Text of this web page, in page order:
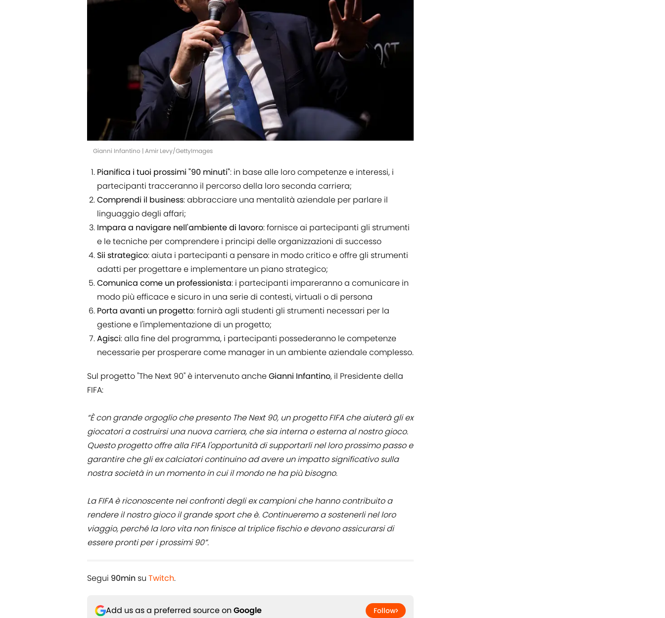
Gianni Infantino | Amir Levy/GettyImages
Pianifica i tuoi prossimi "90 minuti": in base alle loro competenze e interessi, i
partecipanti tracceranno il percorso della loro seconda carriera;
Comprendi il business: abbracciare una mentalità aziendale per parlare il
linguaggio degli affari;
Impara a navigare nell'ambiente di lavoro: fornisce ai partecipanti gli strumenti
e le tecniche per comprendere i principi delle organizzazioni di successo
Sii strategico: aiuta i partecipanti a pensare in modo critico e offre gli strumenti
adatti per progettare e implementare un piano strategico;
Comunica come un professionista: i partecipanti impareranno a comunicare in
modo più efficace e sicuro in una serie di contesti, virtuali o di persona
Porta avanti un progetto: fornirà agli studenti gli strumenti necessari per la
gestione e l'implementazione di un progetto;
Agisci: alla fine del programma, i partecipanti possederanno le competenze
necessarie per prosperare come manager in un ambiente aziendale complesso.
Sul progetto "The Next 90" è intervenuto ancheGianni Infantino, il Presidente della
FIFA:
“È con grande orgoglio che presento The Next 90, un progetto FIFA che aiuterà gli ex
giocatori a costruirsi una nuova carriera, che sia interna o esterna al nostro gioco.
Questo progetto offre alla FIFA l'opportunità di supportarli nel loro prossimo passo e
garantire che gli ex calciatori continuino ad avere un impatto significativo sulla
nostra società in un momento in cui il mondo ne ha più bisogno.
La FIFA è riconoscente nei confronti degli ex campioni che hanno contribuito a
rendere il nostro gioco il grande sport che è. Continueremo a sostenerli nel loro
viaggio, perché la loro vita non finisce al triplice fischio e devono assicurarsi di
essere pronti per i prossimi 90”.
Segui 90min su Twitch.
Add us as a preferred source on Google Follow